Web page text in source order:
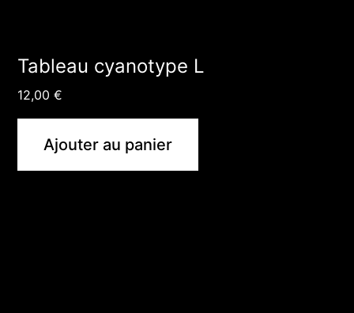
Tableau cyanotype L
12,00€
Ajouter au panier